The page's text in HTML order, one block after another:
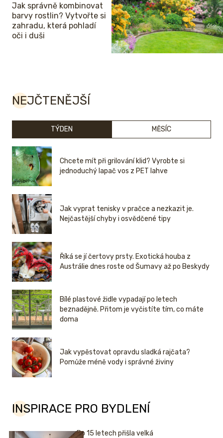
Jak správně kombinovat
barvy rostlin? Vytvořte si
zahradu, která pohladí
oči i duši
NEJČTENĚJŠÍ
TÝDEN MĚSÍC
Chcete mít při grilování klid? Vyrobte si
jednoduchý lapač vos z PET lahve
Jak vyprat tenisky v pračce a nezkazit je.
Nejčastější chyby i osvědčené tipy
Říká se jí čertovy prsty. Exotická houba z
Austrálie dnes roste od Šumavy až po Beskydy
Bílé plastové židle vypadají po letech
beznadějně. Přitom je vyčistíte tím, co máte
doma
Jak vypěstovat opravdu sladká rajčata?
Pomůže méně vody i správné živiny
INSPIRACE PRO BYDLENÍ
Po 15 letech přišla velká